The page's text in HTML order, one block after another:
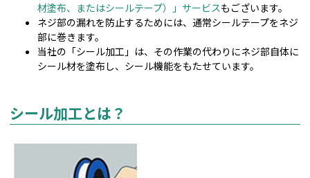
材塗布、またはシールテープ）」サービスもございます。
ネジ部の漏れを防止するためには、通常シールテープをネジ
部に巻きます。
当社の「シール加工」は、その作業の代わりにネジ部自体に
シール材を塗布し、シール機能をもたせています。
シール加工とは？